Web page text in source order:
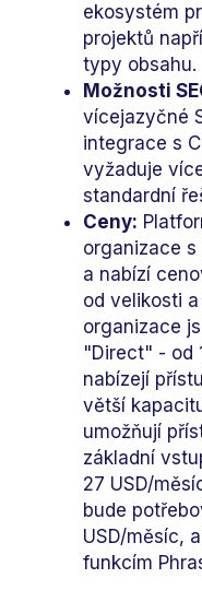
ekosystém
projektů
typy obsahu.
Možnosti
vícejazyčné
integrace s
vyžaduje
standardní
Ceny:
organizace
a nabízí
od velikosti
organizace
"Direct" - od
nabízejí
větší
umožňují
základní
27 USD/
bude
USD/měsíc,
funkcím